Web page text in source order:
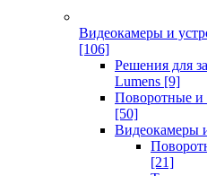
Видеокамеры и
[106]
Решения для
Lumens [9]
Поворотные и
[50]
Видеокамеры
[21]